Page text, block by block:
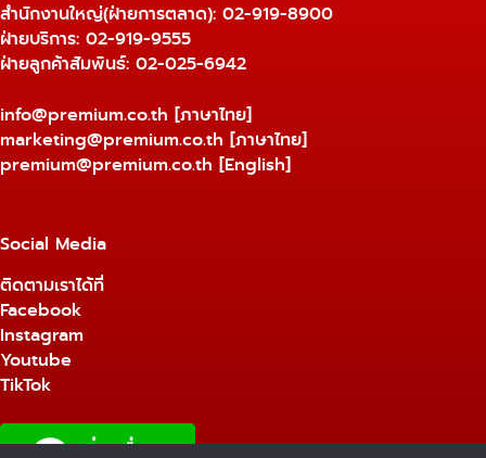
สำนักงานใหญ่(ฝ่ายการตลาด): 02-919-8900
ฝ่ายบริการ: 02-919-9555
ฝ่ายลูกค้าสัมพันธ์: 02-025-6942
info@premium.co.th [ภาษาไทย]
marketing@premium.co.th [ภาษาไทย]
premium@premium.co.th [English]
Social Media
ติดตามเราได้ที่
Facebook
Instagram
Youtube
TikTok